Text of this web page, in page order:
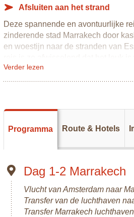
Afsluiten aan het strand
Deze spannende en avontuurlijke
zinderende stad Marrakech door
en woestijn naar de stranden van
Slangenbezweerders,
In Ait Benhaddou waan je je in een
de kasba en ontdek de kleine
wel een herder met geiten of
Op avontuur in de woestijn bij
zandduinen. Slapen doe je onder
De reis eindigt in het gezellige
surfers zien, maar je kunt ook
Verder lezen
Programma Route & Hotels
Dag 1-2 Marrakech
Vlucht van Amsterdam naar
Transfer van de luchthaven
Transfer Marrakech